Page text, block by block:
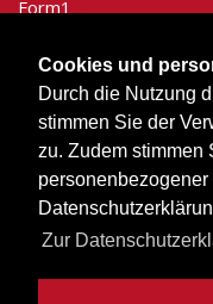
Cookies und
Durch die Nutzung
stimmen Sie der
zu. Zudem stimmen
Zur
Form1
graypants
Holtkötter
Houe
Hüsler Nest
It's about RoMi
Jess
Karlsholz
Kauft lokal
Komot